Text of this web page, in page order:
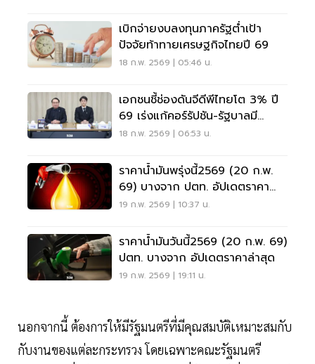
เบิกจ่ายงบลงทุนภาครัฐต่ำเป้า
ปัจจัยท้าทายเศรษฐกิจไทยปี 69
18 ก.พ. 2569 | 05:46 น.
เอกชนชี้ช่องดันจีดีพีไทยโต 3% ปี
69 เร่งแก้คอร์รัปชัน-รัฐบาลมี
เสถียรภาพ
18 ก.พ. 2569 | 06:53 น.
ราคาน้ำมันพรุ่งนี้2569 (20 ก.พ.
69) บางจาก ปตท. อัปเดตราคา
ล่าสุด
19 ก.พ. 2569 | 10:37 น.
ราคาน้ำมันวันนี้2569 (20 ก.พ. 69)
ปตท. บางจาก อัปเดตราคาล่าสุด
19 ก.พ. 2569 | 19:11 น.
นอกจากนี้ ต้องการให้มีรัฐมนตรีที่มีคุณสมบัติเหมาะสมกับ
กับงานของแต่ละกระทรวง โดยเฉพาะคณะรัฐมนตรี